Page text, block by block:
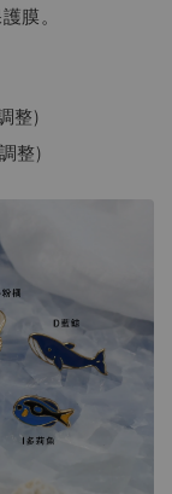
膜。
整)
整)